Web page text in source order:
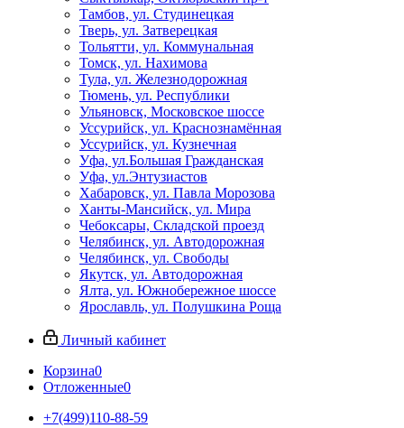
Тамбов, ул. Студинецкая
Тверь, ул. Затверецкая
Тольятти, ул. Коммунальная
Томск, ул. Нахимова
Тула, ул. Железнодорожная
Тюмень, ул. Республики
Ульяновск, Московское шоссе
Уссурийск, ул. Краснознамённая
Уссурийск, ул. Кузнечная
Уфа, ул.Большая Гражданская
Уфа, ул.Энтузиастов
Хабаровск, ул. Павла Морозова
Ханты-Мансийск, ул. Мира
Чебоксары, Складской проезд
Челябинск, ул. Автодорожная
Челябинск, ул. Свободы
Якутск, ул. Автодорожная
Ялта, ул. Южнобережное шоссе
Ярославль, ул. Полушкина Роща
Личный кабинет
Корзина0
Отложенные0
+7(499)110-88-59